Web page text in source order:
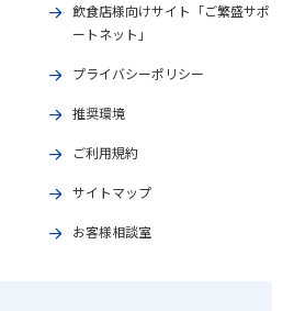
飲食店様向けサイト「ご繁盛サポ
ートネット」
プライバシーポリシー
推奨環境
ご利用規約
サイトマップ
お客様相談室